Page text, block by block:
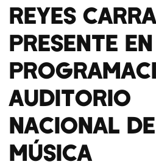
REYES
PRESENTE
AUDITORIO
NACIONAL DE
MÚSICA